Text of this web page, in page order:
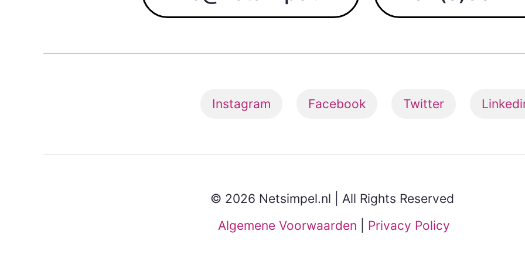
Instagram Facebook Twitter
© 2026 Netsimpel.nl | All Rights Reserved
Algemene Voorwaarden
Privacy Policy